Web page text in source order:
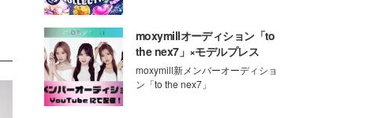
moxymillオーディション「to
the nex7」×モデルプレス
moxymill新メンバーオーディショ
ン「to the nex7」